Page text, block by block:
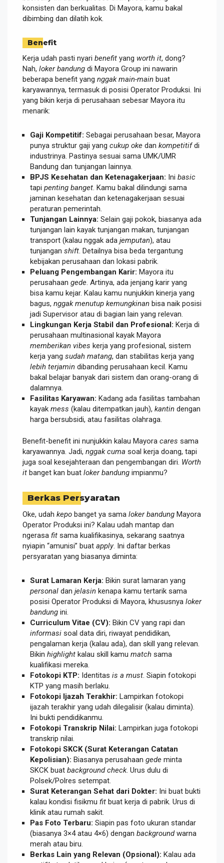
konsisten dan berkualitas. Di Mayora, kamu bakal
dibimbing dan dilatih kok.
Benefit
Kerja udah pasti nyari benefit yang worth it, dong?
Nah, loker bandung di Mayora Group ini nawarin
beberapa benefit yang nggak main-main buat
karyawannya, termasuk di posisi Operator Produksi. Ini
yang bikin kerja di perusahaan sebesar Mayora itu
menarik:
Gaji Kompetitif: Sebagai perusahaan besar, Mayora
punya struktur gaji yang cukup oke dan kompetitifdi
industrinya. Pastinya sesuai sama UMK/UMR
Bandung dan tunjangan lainnya.
BPJS Kesehatan dan Ketenagakerjaan: Ini basic
tapi penting banget . Kamu bakal dilindungi sama
jaminan kesehatan dan ketenagakerjaan sesuai
peraturan pemerintah.
Tunjangan Lainnya: Selain gaji pokok, biasanya ada
tunjangan lain kayak tunjangan makan, tunjangan
transport (kalau nggak ada jemputan), atau
tunjangan shift . Detailnya bisa beda tergantung
kebijakan perusahaan dan lokasi pabrik.
Peluang Pengembangan Karir: Mayora itu
perusahaan gede . Artinya, ada jenjang karir yang
bisa kamu kejar. Kalau kamu nunjukkin kinerja yang
bagus, nggak menutup kemungkinan bisa naik posisi
jadi Supervisor atau di bagian lain yang relevan.
Lingkungan Kerja Stabil dan Profesional: Kerja di
perusahaan multinasional kayak Mayora
memberikan vibes kerja yang profesional, sistem
kerja yang sudah matang, dan stabilitas kerja yang
lebih terjamin dibanding perusahaan kecil. Kamu
bakal belajar banyak dari sistem dan orang-orang di
dalamnya.
Fasilitas Karyawan: Kadang ada fasilitas tambahan
kayak mess (kalau ditempatkan jauh), kantin dengan
harga bersubsidi, atau fasilitas olahraga.
Benefit-benefit ini nunjukkin kalau Mayora cares sama
karyawannya. Jadi, nggak cuma soal kerja doang, tapi
juga soal kesejahteraan dan pengembangan diri. Worth
it banget kan buat loker bandung impianmu?
Berkas Persyaratan
Oke, udah kepo banget ya sama loker bandung Mayora
Operator Produksi ini? Kalau udah mantap dan
ngerasa fit sama kualifikasinya, sekarang saatnya
nyiapin “amunisi” buat apply. Ini daftar berkas
persyaratan yang biasanya diminta:
Surat Lamaran Kerja: Bikin surat lamaran yang
personal dan jelasin kenapa kamu tertarik sama
posisi Operator Produksi di Mayora, khususnya loker
bandung ini.
Curriculum Vitae (CV): Bikin CV yang rapi dan
informasi soal data diri, riwayat pendidikan,
pengalaman kerja (kalau ada), dan skill yang relevan.
Bikin highlight kalau skill kamu match sama
kualifikasi mereka.
Fotokopi KTP: Identitas is a must. Siapin fotokopi
KTP yang masih berlaku.
Fotokopi Ijazah Terakhir: Lampirkan fotokopi
ijazah terakhir yang udah dilegalisir (kalau diminta).
Ini bukti pendidikanmu.
Fotokopi Transkrip Nilai: Lampirkan juga fotokopi
transkrip nilai.
Fotokopi SKCK (Surat Keterangan Catatan
Kepolisian): Biasanya perusahaan gede minta
SKCK buat background check. Urus dulu di
Polsek/Polres setempat.
Surat Keterangan Sehat dari Dokter: Ini buat bukti
kalau kondisi fisikmu fit buat kerja di pabrik. Urus di
klinik atau rumah sakit.
Pas Foto Terbaru: Siapin pas foto ukuran standar
(biasanya 3×4 atau 4×6) dengan backgroundwarna
merah atau biru.
Berkas Lain yang Relevan (Opsional): Kalau ada